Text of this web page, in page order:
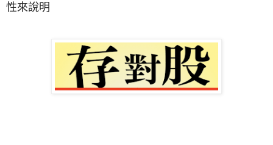
性來說明